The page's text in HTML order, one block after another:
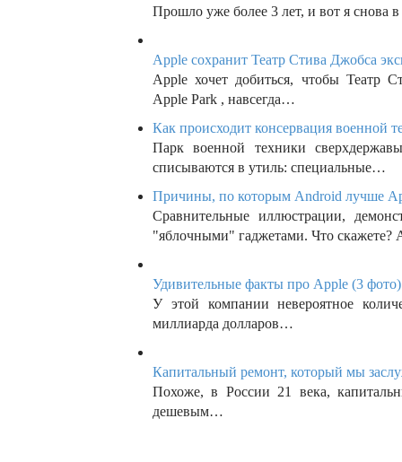
Прошло уже более 3 лет, и вот я снова
Apple сохранит Театр Стива Джобса
Apple хочет добиться, чтобы Театр
Apple Park , навсегда…
Как происходит консервация военной
Парк военной техники
списываются в утиль: специальные…
Причины, по которым Android лучше
Сравнительные иллюстрации,
"яблочными" гаджетами. Что скажете?
Удивительные факты про Apple (3 фото)
У этой компании невероятное
миллиарда долларов…
Капитальный ремонт, который мы
Похоже, в России 21 века,
дешевым…